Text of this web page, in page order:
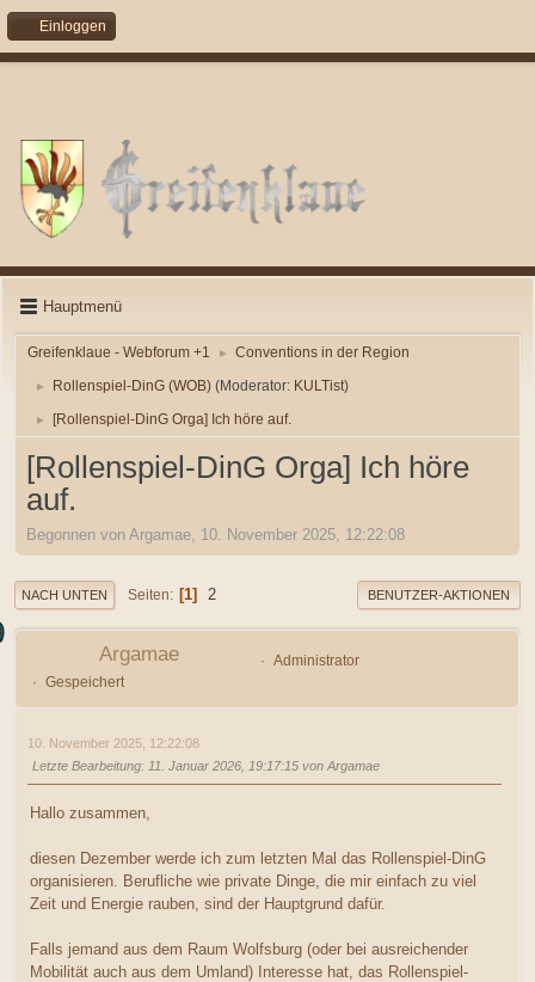
Einloggen
Hauptmenü
Greifenklaue - Webforum +1 ► Conventions in der Region
► Rollenspiel-DinG (WOB) (Moderator: KULTist)
► [Rollenspiel-DinG Orga] Ich höre auf.
[Rollenspiel-DinG Orga] Ich höre
auf.
Begonnen von Argamae, 10. November 2025, 12:22:08
NACH UNTEN Seiten 1 2 BENUTZER-AKTIONEN
Argamae
Administrator
Gespeichert
10. November 2025, 12:22:08
Letzte Bearbeitung: 11. Januar 2026, 19:17:15 von Argamae
Hallo zusammen,
diesen Dezember werde ich zum letzten Mal das Rollenspiel-DinG
organisieren. Berufliche wie private Dinge, die mir einfach zu viel
Zeit und Energie rauben, sind der Hauptgrund dafür.
Falls jemand aus dem Raum Wolfsburg (oder bei ausreichender
Mobilität auch aus dem Umland) Interesse hat, das Rollenspiel-